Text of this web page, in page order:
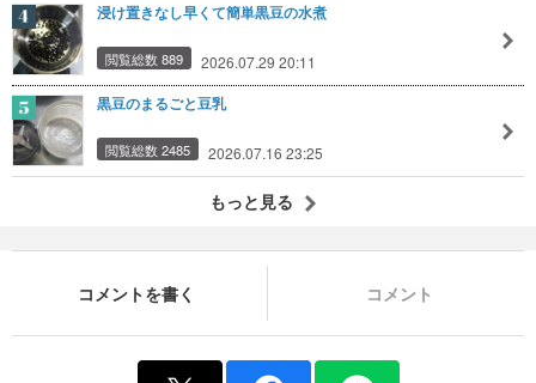
浸け置きなし早くて簡単黒豆の水煮
閲覧総数 889 2026.07.29 20:11
黒豆のまるごと豆乳
閲覧総数 2485 2026.07.16 23:25
もっと見る
コメントを書く コメント